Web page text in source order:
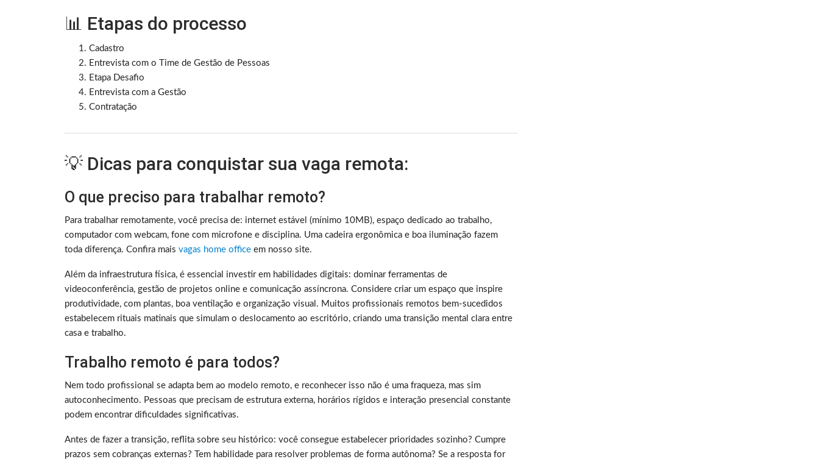
📊 Etapas do processo
Cadastro
Entrevista com o Time de Gestão de Pessoas
Etapa Desafio
Entrevista com a Gestão
Contratação
💡 Dicas para conquistar sua vaga remota:
O que preciso para trabalhar remoto?
Para trabalhar remotamente, você precisa de: internet estável (mínimo 10MB), espaço dedicado ao trabalho,
computador com webcam, fone com microfone e disciplina. Uma cadeira ergonômica e boa iluminação fazem
toda diferença. Confira mais vagas home office em nosso site.
Além da infraestrutura física, é essencial investir em habilidades digitais: dominar ferramentas de
videoconferência, gestão de projetos online e comunicação assíncrona. Considere criar um espaço que inspire
produtividade, com plantas, boa ventilação e organização visual. Muitos profissionais remotos bem-sucedidos
estabelecem rituais matinais que simulam o deslocamento ao escritório, criando uma transição mental clara entre
casa e trabalho.
Trabalho remoto é para todos?
Nem todo profissional se adapta bem ao modelo remoto, e reconhecer isso não é uma fraqueza, mas sim
autoconhecimento. Pessoas que precisam de estrutura externa, horários rígidos e interação presencial constante
podem encontrar dificuldades significativas.
Antes de fazer a transição, reflita sobre seu histórico: você consegue estabelecer prioridades sozinho? Cumpre
prazos sem cobranças externas? Tem habilidade para resolver problemas de forma autônoma? Se a resposta for